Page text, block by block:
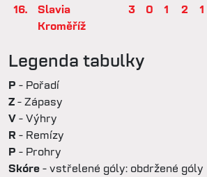
16.
Slavia
Kroměříž
3 0 1 2 1
Legenda tabulky
P - Pořadí
Z - Zápasy
V - Výhry
R - Remízy
P - Prohry
Skóre - vstřelené góly: obdržené góly